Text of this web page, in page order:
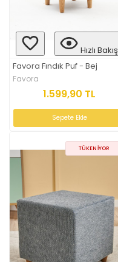
Hızlı Bakış
Favora Fındık Puf - Bej
Favora
1.599,90 TL
Sepete Ekle
TÜKENIYOR